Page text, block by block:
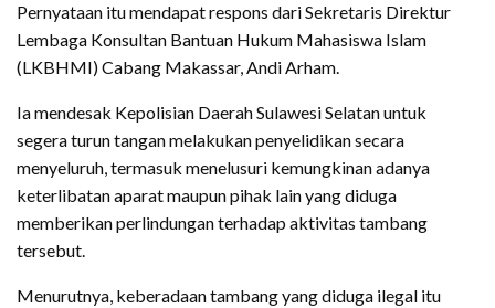
Pernyataan itu mendapat respons dari Sekretaris Direktur
Lembaga Konsultan Bantuan Hukum Mahasiswa Islam
(LKBHMI) Cabang Makassar, Andi Arham.
Ia mendesak Kepolisian Daerah Sulawesi Selatan untuk
segera turun tangan melakukan penyelidikan secara
menyeluruh, termasuk menelusuri kemungkinan adanya
keterlibatan aparat maupun pihak lain yang diduga
memberikan perlindungan terhadap aktivitas tambang
tersebut.
Menurutnya, keberadaan tambang yang diduga ilegal itu